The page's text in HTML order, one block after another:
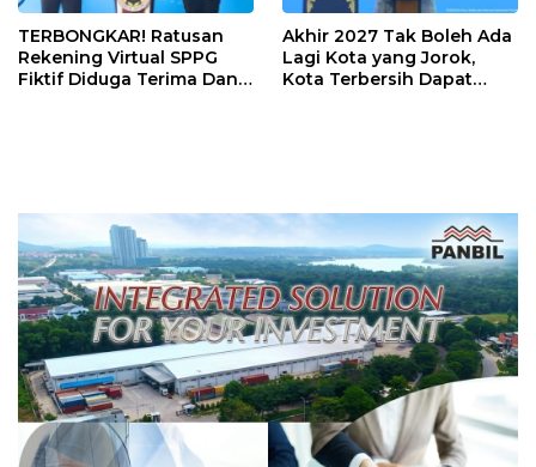
TERBONGKAR! Ratusan
Rekening Virtual SPPG
Fiktif Diduga Terima Dana
Akhir 2027 Tak Boleh Ada
Lagi Kota yang Jorok,
Kota Terbersih Dapat